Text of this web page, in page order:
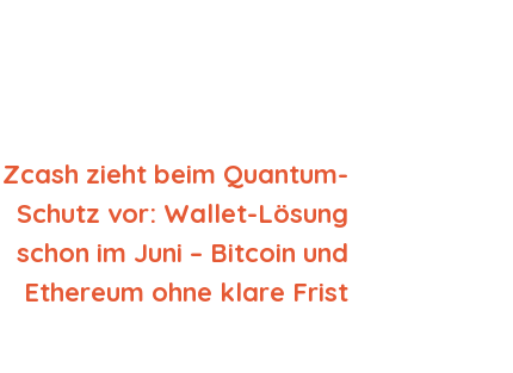
Zcash zieht beim Quantum-
Schutz vor: Wallet-Lösung
schon im Juni – Bitcoin und
Ethereum ohne klare Frist